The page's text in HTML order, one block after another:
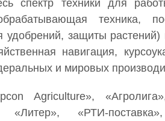
спектр техники для
техника,
удобрений, защиты
навигация,
и мировых
Agriculture»,
«Литер», «РТИ-